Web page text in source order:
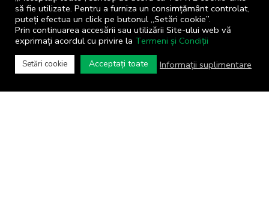
COMUNA CIZER
să fie utilizate. Pentru a furniza un consimțământ controlat,
puteți efectua un click pe butonul „Setări cookie”.
Prin continuarea accesării sau utilizării Site-ului web vă
exprimați acordul cu privire la Termeni și Condiții
Setări cookie Acceptați toate Informații suplimentare